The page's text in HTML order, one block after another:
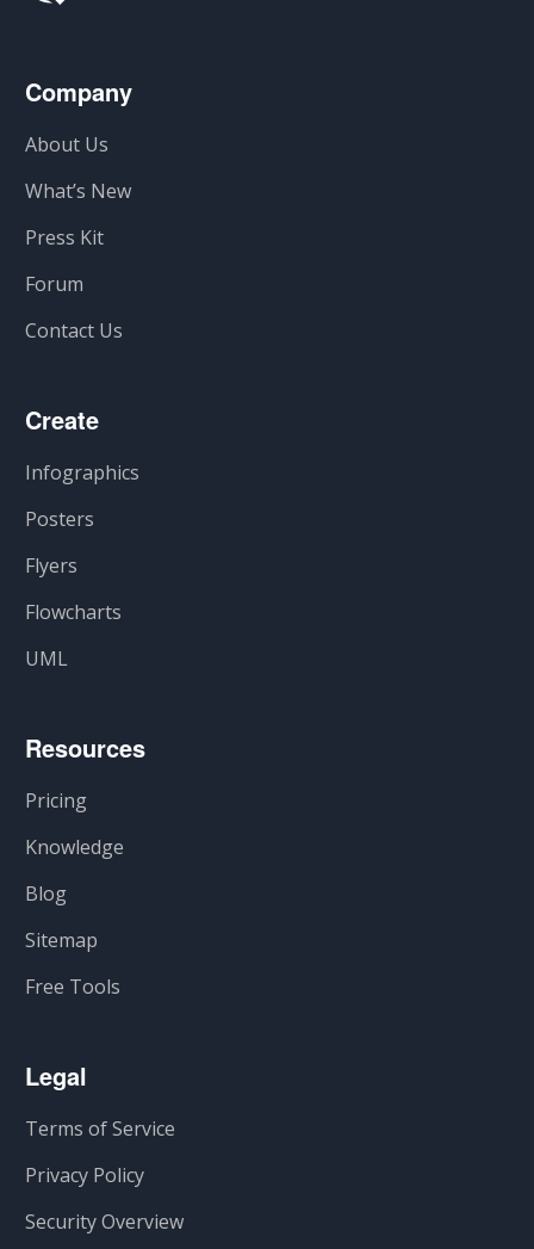
Company
About Us
What’s New
Press Kit
Forum
Contact Us
Create
Infographics
Posters
Flyers
Flowcharts
UML
Resources
Pricing
Knowledge
Blog
Sitemap
Free Tools
Legal
Terms of Service
Privacy Policy
Security Overview